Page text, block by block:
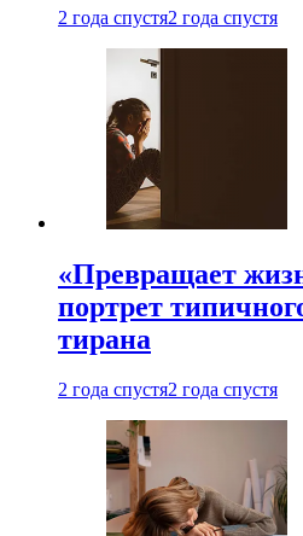
2 года спустя2 года спустя
«Превращает
портрет
тирана
2 года спустя2 года спустя